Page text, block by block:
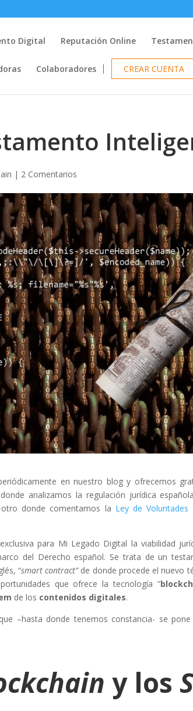
Digital Reputación Online
Colaboradores CREAR CUENTA
| 2 Comentarios
en nuestro blog y ofrecemos
analizamos la regulación jurídica
donde comentamos la Ley de Voluntades
para Mi Legado Digital la viabilidad
del Derecho español. Se trata de un
“smart contract” de donde procede el nuevo
que ofrece la tecnología “
de los contenidos digitales.
–hasta donde tenemos constancia- se
y los